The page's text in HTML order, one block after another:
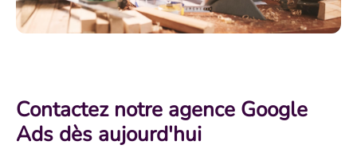
Contactez notre agence Google
Ads dès aujourd'hui